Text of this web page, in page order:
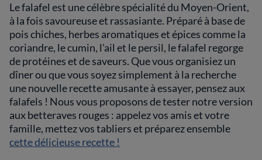
Le falafel est une célèbre spécialité du Moyen-Orient,
à la fois savoureuse et rassasiante. Préparé à base de
pois chiches, herbes aromatiques et épices comme la
coriandre, le cumin, l'ail et le persil, le falafel regorge
de protéines et de saveurs. Que vous organisiez un
dîner ou que vous soyez simplement à la recherche
une nouvelle recette amusante à essayer, pensez aux
falafels ! Nous vous proposons de tester notre version
aux betteraves rouges : appelez vos amis et votre
famille, mettez vos tabliers et préparez ensemble
cette délicieuse recette !